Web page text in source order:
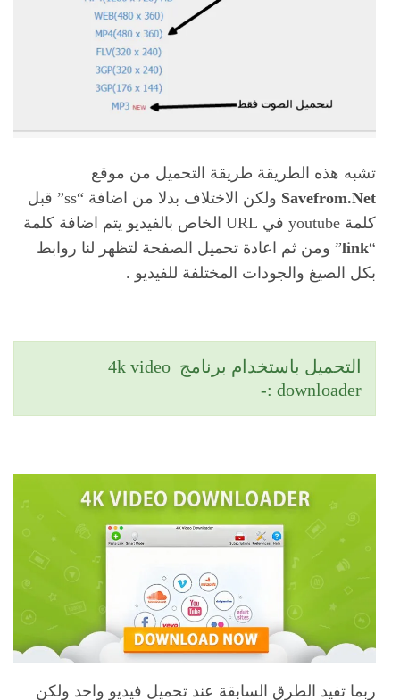
تشبه هذه الطريقة طريقة التحميل من موقع
Savefrom.Net
ولكن الاختلاف بدلا من اضافة “ss” قبل
كلمة youtube في URL الخاص بالفيديو يتم اضافة كلمة
“
link” ومن ثم اعادة تحميل الصفحة لتظهر لنا روابط
بكل الصيغ والجودات المختلفة للفيديو .
التحميل باستخدام برنامج 4k video
downloader :-
ربما تفيد الطرق السابقة عند تحميل فيديو واحد ولكن